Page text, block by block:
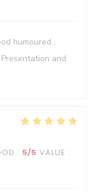
humoured ,
and
: 5/5 VALUE :